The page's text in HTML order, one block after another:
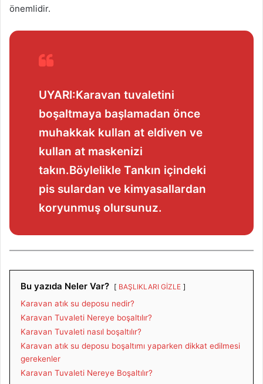
önemlidir.
UYARI:Karavan tuvaletini
boşaltmaya başlamadan önce
muhakkak kullan at eldiven ve
kullan at maskenizi
takın.Böylelikle Tankın içindeki
pis sulardan ve kimyasallardan
koryunmuş olursunuz.
Bu yazıda Neler Var? BAŞLIKLARI GİZLE
Karavan atık su deposu nedir?
Karavan Tuvaleti Nereye boşaltılır?
Karavan Tuvaleti nasıl boşaltılır?
Karavan atık su deposu boşaltımı yaparken dikkat edilmesi
gerekenler
Karavan Tuvaleti Nereye Boşaltılır?